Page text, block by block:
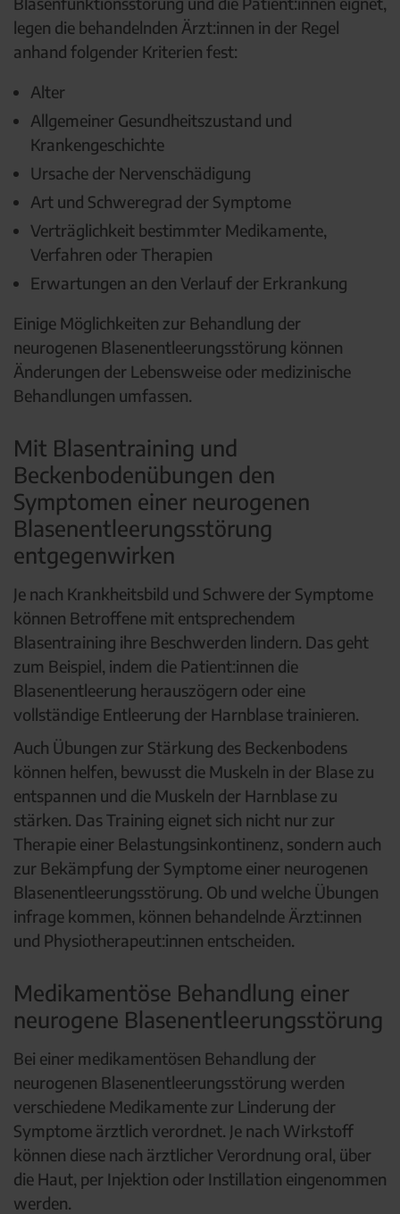
legen die behandelnden Ärzt:innen in der Regel
anhand folgender Kriterien fest:
Alter
Allgemeiner Gesundheitszustand und
Krankengeschichte
Ursache der Nervenschädigung
Art und Schweregrad der Symptome
Verträglichkeit bestimmter Medikamente,
Verfahren oder Therapien
Erwartungen an den Verlauf der Erkrankung
Einige Möglichkeiten zur Behandlung der
neurogenen Blasenentleerungsstörung können
Änderungen der Lebensweise oder medizinische
Behandlungen umfassen.
Mit Blasentraining und
Beckenbodenübungen den
Symptomen einer neurogenen
Blasenentleerungsstörung
entgegenwirken
Je nach Krankheitsbild und Schwere der Symptome
können Betroffene mit entsprechendem
Blasentraining ihre Beschwerden lindern. Das geht
zum Beispiel, indem die Patient:innen die
Blasenentleerung herauszögern oder eine
vollständige Entleerung der Harnblase trainieren.
Auch Übungen zur Stärkung des Beckenbodens
können helfen, bewusst die Muskeln in der Blase zu
entspannen und die Muskeln der Harnblase zu
stärken. Das Training eignet sich nicht nur zur
Therapie einer Belastungsinkontinenz, sondern auch
zur Bekämpfung der Symptome einer neurogenen
Blasenentleerungsstörung. Ob und welche Übungen
infrage kommen, können behandelnde Ärzt:innen
und Physiotherapeut:innen entscheiden.
Medikamentöse Behandlung einer
neurogene Blasenentleerungsstörung
Bei einer medikamentösen Behandlung der
neurogenen Blasenentleerungsstörung werden
verschiedene Medikamente zur Linderung der
Symptome ärztlich verordnet. Je nach Wirkstoff
können diese nach ärztlicher Verordnung oral, über
die Haut, per Injektion oder Instillation eingenommen
werden.